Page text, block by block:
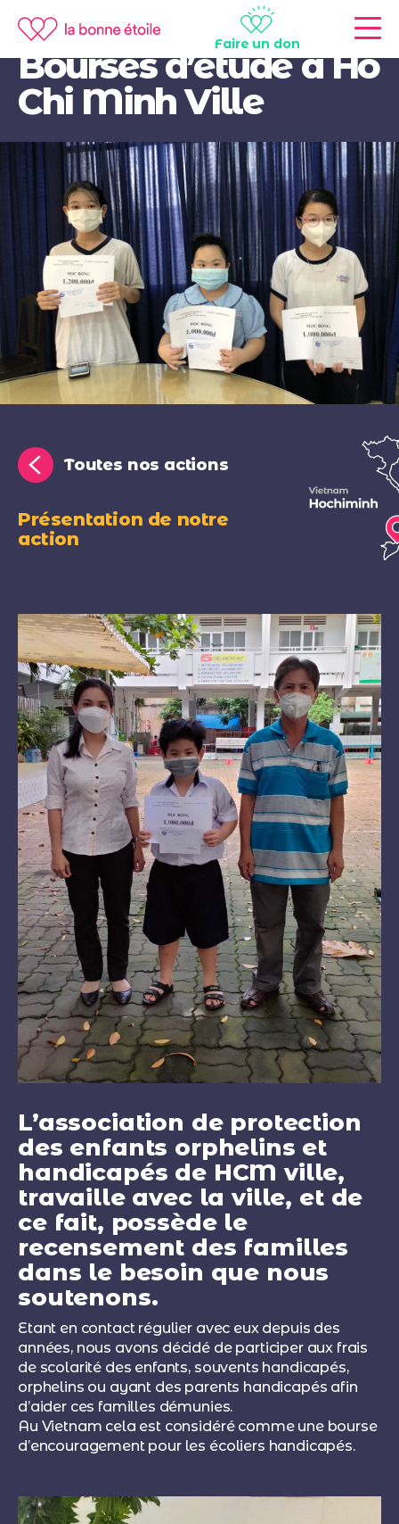
Faire un don
Vietnam
Bourses d’étude à Ho
Chi Minh Ville
Toutes nos actions
Présentation de notre
action
L’association de protection
des enfants orphelins et
handicapés de HCM ville,
travaille avec la ville, et de
ce fait, possède le
recensement des familles
dans le besoin que nous
soutenons.
Etant en contact régulier avec eux depuis des
années, nous avons décidé de participer aux frais
de scolarité des enfants, souvents handicapés,
orphelins ou ayant des parents handicapés afin
d’aider ces familles démunies.
Au Vietnam cela est considéré comme une bourse
d’encouragement pour les écoliers handicapés.